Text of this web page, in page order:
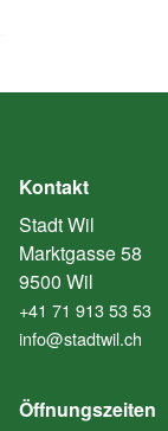
Kontakt
Stadt Wil
Marktgasse 58
9500 Wil
+41 71 913 53 53
info@stadtwil.ch
Öffnungszeiten